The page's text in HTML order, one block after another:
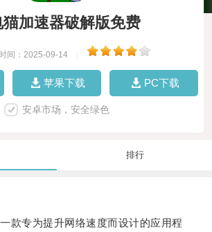
猫加速器破解版免费
时间：2025-09-14
苹果下载 PC下载
安卓市场，安全绿色
排行
专为提升网络速度而设计的应用程